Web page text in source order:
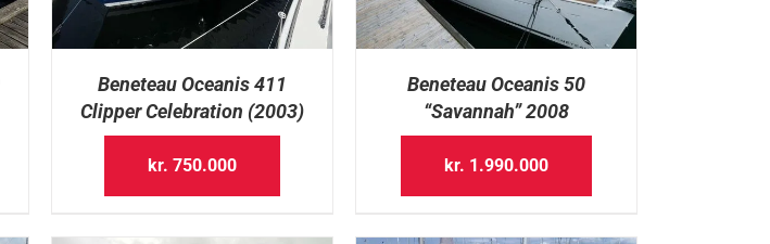
Beneteau Oceanis 411
Clipper Celebration (2003)
kr. 750.000
Beneteau Oceanis 50
“Savannah” 2008
kr. 1.990.000